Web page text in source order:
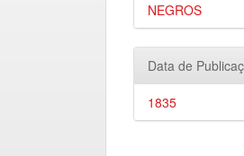
NEGROS
Data de
1835